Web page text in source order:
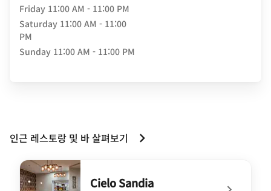
Friday 11:00 AM - 11:00 PM
Saturday 11:00 AM - 11:00
PM
Sunday 11:00 AM - 11:00 PM
인근 레스토랑 및 바 살펴보기
Cielo Sandia